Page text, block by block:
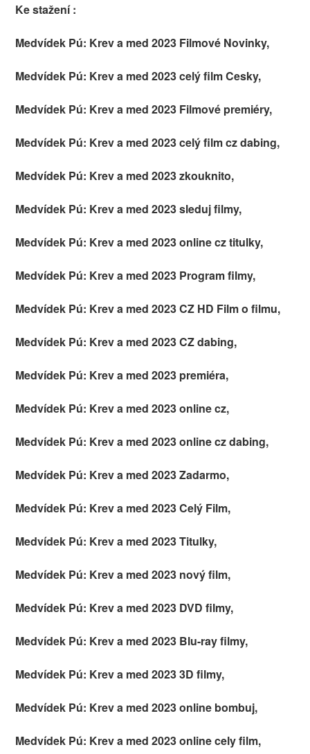
Ke stažení :
Medvídek Pú: Krev a med 2023 Filmové Novinky,
Medvídek Pú: Krev a med 2023 celý film Cesky,
Medvídek Pú: Krev a med 2023 Filmové premiéry,
Medvídek Pú: Krev a med 2023 celý film cz dabing,
Medvídek Pú: Krev a med 2023 zkouknito,
Medvídek Pú: Krev a med 2023 sleduj filmy,
Medvídek Pú: Krev a med 2023 online cz titulky,
Medvídek Pú: Krev a med 2023 Program filmy,
Medvídek Pú: Krev a med 2023 CZ HD Film o filmu,
Medvídek Pú: Krev a med 2023 CZ dabing,
Medvídek Pú: Krev a med 2023 premiéra,
Medvídek Pú: Krev a med 2023 online cz,
Medvídek Pú: Krev a med 2023 online cz dabing,
Medvídek Pú: Krev a med 2023 Zadarmo,
Medvídek Pú: Krev a med 2023 Celý Film,
Medvídek Pú: Krev a med 2023 Titulky,
Medvídek Pú: Krev a med 2023 nový film,
Medvídek Pú: Krev a med 2023 DVD filmy,
Medvídek Pú: Krev a med 2023 Blu-ray filmy,
Medvídek Pú: Krev a med 2023 3D filmy,
Medvídek Pú: Krev a med 2023 online bombuj,
Medvídek Pú: Krev a med 2023 online cely film,